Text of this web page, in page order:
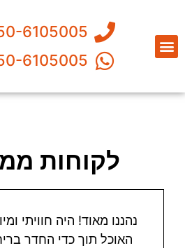
6105005
6105005
לקוחות
נהננו מאוד! היה חוויתי
האוכל תוך כדי החדר